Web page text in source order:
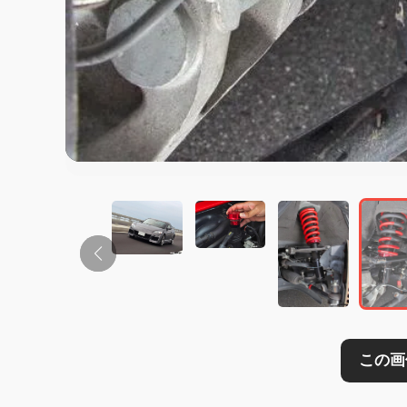
この画像の記事を